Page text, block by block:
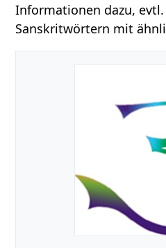
Informationen dazu,
Sanskritwörtern mit